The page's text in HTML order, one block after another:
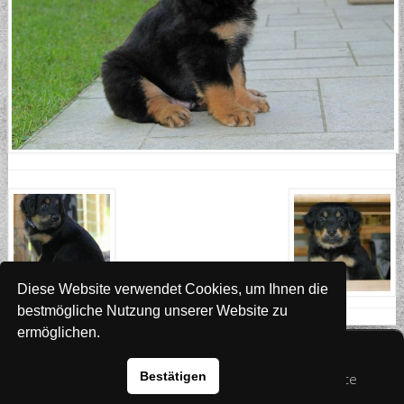
© 2026 Australian Shepherd - Hovawart - Zuchtstätte
Diese Website verwendet Cookies, um Ihnen die
bestmögliche Nutzung unserer Website zu
ermöglichen.
Bestätigen